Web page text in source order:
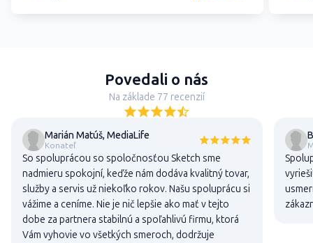
Povedali o nás
Na základe 77 recenzií
Marián Matúš, MediaLife
Konateľ
So spoluprácou so spoločnosťou Sketch sme
nadmieru spokojní, keďže nám dodáva kvalitný tovar,
služby a servis už niekoľko rokov. Našu spoluprácu si
vážime a ceníme. Nie je nič lepšie ako mať v tejto
dobe za partnera stabilnú a spoľahlivú firmu, ktorá
Vám vyhovie vo všetkých smeroch, dodržuje